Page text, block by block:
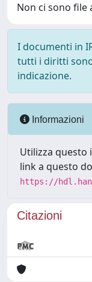
Non ci sono file
I documenti in
tutti i diritti
indicazione.
Informazioni
Utilizza questo
link a questo
https://
Citazioni